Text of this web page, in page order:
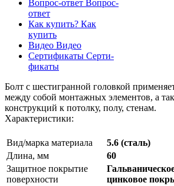
Вопрос-ответ Вопрос-
ответ
Как купить? Как
купить
Видео Видео
Сертификаты Серти-
фикаты
Болт с шестигранной головкой
между собой монтажных элементов, а
конструкций к потолку, полу, стенам.
Характеристики:
Вид/марка материала
5.6 (сталь)
Длина, мм
60
Защитное покрытие
поверхности
цинковое